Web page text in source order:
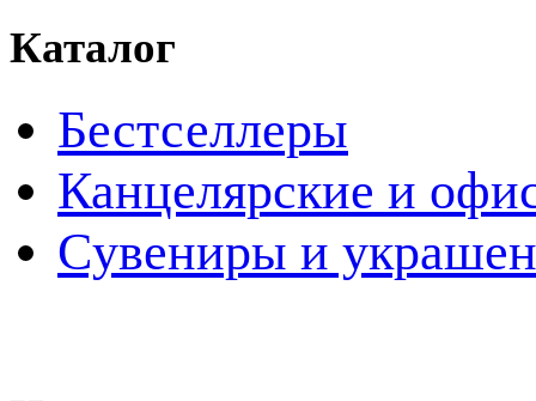
Каталог
Бестселлеры
Канцелярские и
Cувениры и